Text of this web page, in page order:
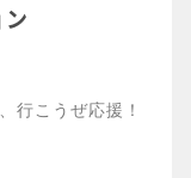
行こうぜ応援！